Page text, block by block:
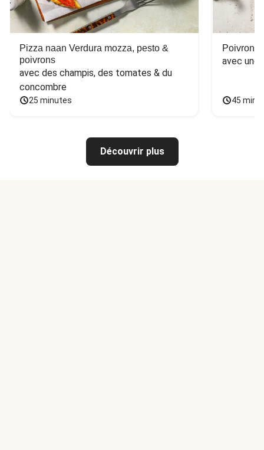
Pizza naan Verdura mozza, pesto &
poivrons
avec des champis, des tomates & du
concombre
25 minutes
Poivron
avec une
45
Découvrir plus